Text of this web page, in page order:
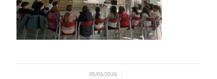
05/05/2026
/